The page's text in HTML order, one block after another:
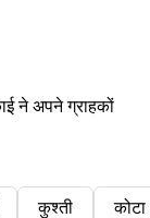
ने अपने ग्राहकों
कुश्ती कोटा